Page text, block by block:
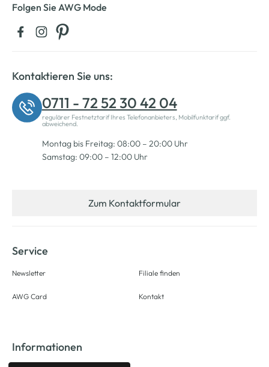
Folgen Sie AWG Mode
Kontaktieren Sie uns:
0711 - 72 52 30 42 04
regulärer Festnetztarif Ihres Telefonanbieters, Mobilfunktarif ggf.
abweichend.
Montag bis Freitag: 08:00 – 20:00 Uhr
Samstag: 09:00 – 12:00 Uhr
Zum Kontaktformular
Service
Newsletter
AWG Card
Filiale finden
Kontakt
Informationen